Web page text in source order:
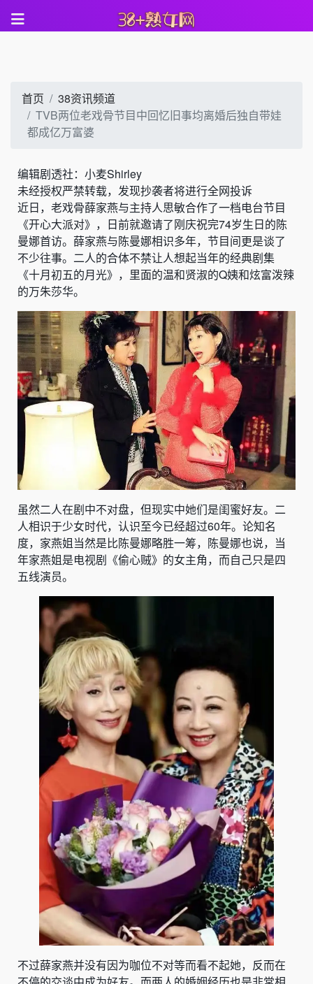
首页
38资讯频道
TVB两位老戏骨节目中回忆旧事均离婚后独自带娃
都成亿万富婆
编辑剧透社：小麦Shirley
未经授权严禁转载，发现抄袭者将进行全网投诉
近日，老戏骨薛家燕与主持人思敏合作了一档电台节目
《开心大派对》，日前就邀请了刚庆祝完74岁生日的陈
曼娜首访。薛家燕与陈曼娜相识多年，节目间更是谈了
不少往事。二人的合体不禁让人想起当年的经典剧集
《十月初五的月光》，里面的温和贤淑的Q姨和炫富泼辣
的万朱莎华。
虽然二人在剧中不对盘，但现实中她们是闺蜜好友。二
人相识于少女时代，认识至今已经超过60年。论知名
度， 家燕姐当然是比陈曼娜略胜一筹，陈曼娜也说，当
年家燕姐是电视剧《偷心贼》的女主角，而自己只是四
五线演员。
不过薛家燕并没有因为咖位不对等而看不起她，反而在